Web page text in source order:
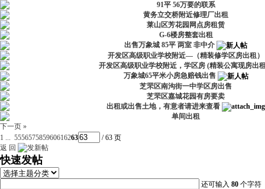
91平 56万要的联系
黄务立交桥附近修理厂出租
莱山区芳花园网点房租赁
G-6楼房整套出租
出售万象城 85平 两室 非中介
开发区高级职业学校附近—（精装修学区房出租）
开发区高级职业学校附近，学区房 (精装公寓现房出
万象城65平米小房急赔钱出售
芝罘区南沟街一中学区房出售
芝罘区嘉城花园有房要卖
出租或出售土地，有意者请进来查看
单间出租
下一页 »
1 ... 555657585960616263
/ 63 页
返 回
快速发帖
还可输入80 个字符